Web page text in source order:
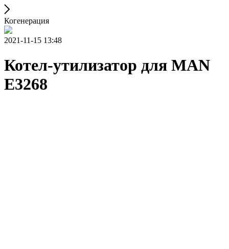
Когенерация
2021-11-15 13:48
Котел-утилизатор для MAN
E3268